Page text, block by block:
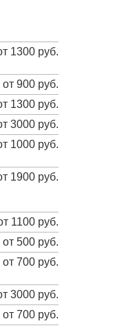
1300 руб.
от 900 руб.
1300 руб.
3000 руб.
1000 руб.
1900 руб.
1100 руб.
от 500 руб.
от 700 руб.
3000 руб.
от 700 руб.